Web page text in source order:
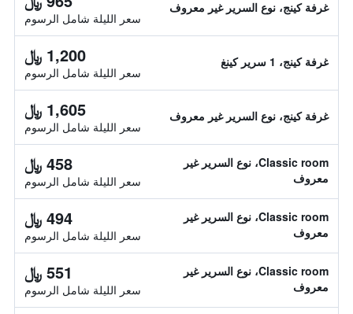
غرفة كينج، نوع السرير غير معروف
سعر الليلة شامل الرسوم
غرفة كينج، 1 سرير كينغ 1,200 ﷼
سعر الليلة شامل الرسوم
غرفة كينج، نوع السرير غير معروف 1,605 ﷼
سعر الليلة شامل الرسوم
Classic room، نوع السرير غير
معروف
458 ﷼
سعر الليلة شامل الرسوم
Classic room، نوع السرير غير
معروف
494 ﷼
سعر الليلة شامل الرسوم
Classic room، نوع السرير غير
معروف
551 ﷼
سعر الليلة شامل الرسوم